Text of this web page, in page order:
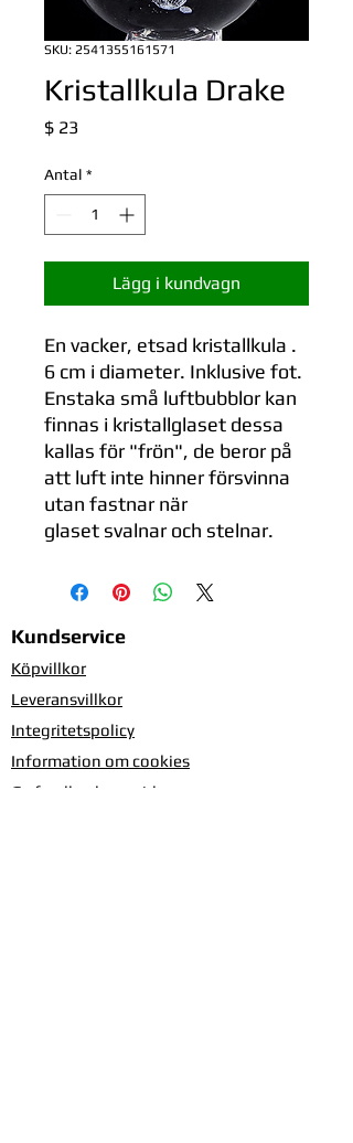
SKU: 2541355161571
Kristallkula Drake
$ 23
Antal *
Lägg i kundvagn
En vacker, etsad kristallkula .
6 cm i diameter. Inklusive fot.
Enstaka små luftbubblor kan
finnas i kristallglaset dessa
kallas för "frön", de beror på
att luft inte hinner försvinna
utan fastnar när
glaset svalnar och stelnar.
Kundservice
Köpvillkor
Leveransvillkor
Integritetspolicy
Information om cookies
Ge feedback om sidan